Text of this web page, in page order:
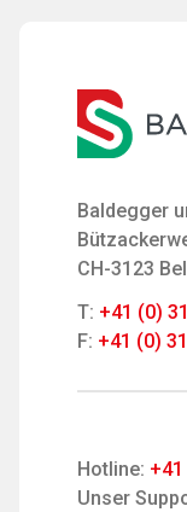
Baldegger
CH-3123
T: +41 (0)
F: +41 (0)
Hotline:
Unser